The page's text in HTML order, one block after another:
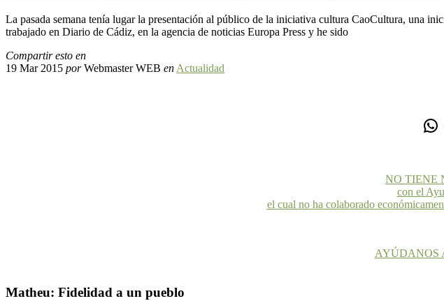
La pasada semana tenía lugar la presentación al público de la iniciativa cultura CaoCultura, una
trabajado en Diario de Cádiz, en la agencia de noticias Europa Press y he sido
Compartir esto en
19 Mar 2015 porWebmaster WEB en Actualidad
NO TIENE
con el
el cual no ha colaborado
AYÚDANOS
Matheu: Fidelidad a un pueblo